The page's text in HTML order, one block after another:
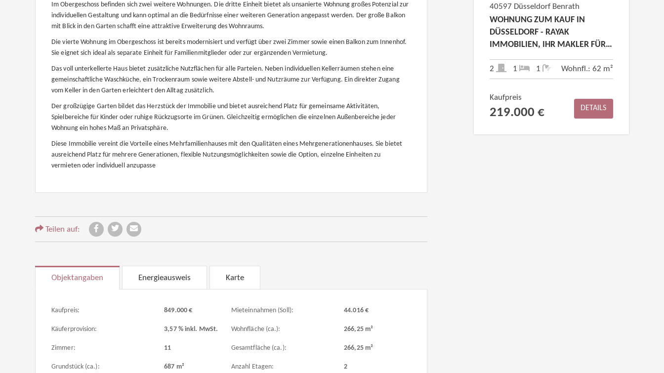
Im Obergeschoss befinden sich zwei weitere Wohnungen. Die dritte Einheit bietet als unsanierte Wohnung großes Potenzial zur
individuellen Gestaltung und kann optimal an die Bedürfnisse einer weiteren Generation angepasst werden. Der große Balkon
mit Blick in den Garten schafft eine attraktive Erweiterung des Wohnraums.
Die vierte Wohnung im Obergeschoss ist bereits modernisiert und verfügt über zwei Zimmer sowie einen Balkon zum Innenhof.
Sie eignet sich ideal als separate Einheit für Familienmitglieder oder zur ergänzenden Vermietung.
Das voll unterkellerte Haus bietet zusätzliche Nutzflächen für alle Parteien. Neben individuellen Kellerräumen stehen eine
gemeinschaftliche Waschküche, ein Trockenraum sowie weitere Abstell- und Nutzräume zur Verfügung. Ein direkter Zugang
vom Keller in den Garten erleichtert den Alltag zusätzlich.
Der großzügige Garten bildet das Herzstück der Immobilie und bietet ausreichend Platz für gemeinsame Aktivitäten,
Spielbereiche für Kinder oder ruhige Rückzugsorte im Grünen. Gleichzeitig ermöglichen die einzelnen Außenbereiche jeder
Wohnung ein hohes Maß an Privatsphäre.
Diese Immobilie vereint die Vorteile eines Mehrfamilienhauses mit den Qualitäten eines Mehrgenerationenhauses. Sie bietet
ausreichend Platz für mehrere Generationen, flexible Nutzungsmöglichkeiten sowie die Option, einzelne Einheiten zu
vermieten oder individuell anzupasse
Teilen auf:
Objektangaben Energieausweis Karte
Kaufpreis: 849.000 € Mieteinnahmen (Soll): 44.016 €
Käuferprovision: 3,57 % inkl. MwSt. Wohnfläche (ca.): 266,25 m²
Zimmer: 11 Gesamtfläche (ca.): 266,25 m²
Grundstück (ca.): 687 m² Anzahl Etagen: 2
40597 Düsseldorf Benrath
WOHNUNG ZUM KAUF IN
DÜSSELDORF - RAYAK
IMMOBILIEN, IHR MAKLER FÜR
DÜSSELDORF
2 1 1 Wohnfl.: 62 m²
Kaufpreis
219.000 € DETAILS